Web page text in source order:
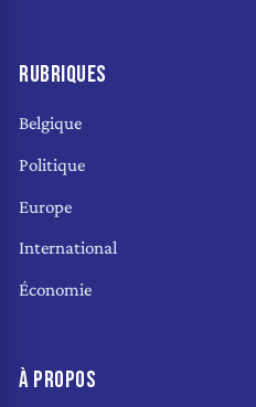
RUBRIQUES
Belgique
Politique
Europe
International
Économie
À PROPOS